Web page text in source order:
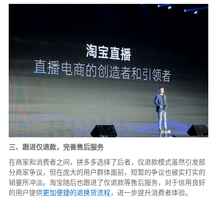
三、跟进仅退款，完善售后服务
在商家和消费者之间，拼多多选择了后者，仅退款模式虽然引发部
分商家争议，但在庞大的用户群体面前，短暂的争议也被实打实的
销量所冲淡。淘宝随后也跟进了仅退款等售后服务，对于信用良好
的用户提供更加便捷的退换货流程，进一步提升消费者体验。